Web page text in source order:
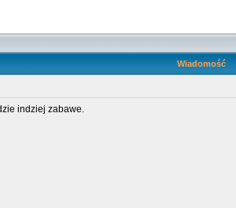
Wiadomość
indziej zabawe.